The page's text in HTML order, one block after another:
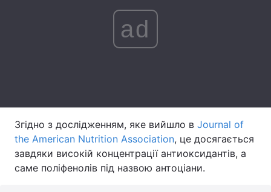
ad
Згідно з дослідженням, яке вийшло в Journal of
the American Nutrition Association, це досягається
завдяки високій концентрації антиоксидантів, а
саме поліфенолів під назвою антоціани.